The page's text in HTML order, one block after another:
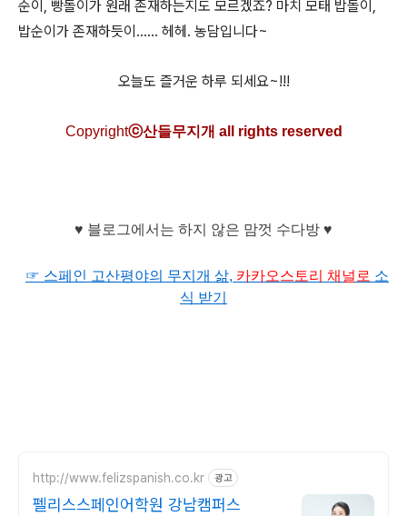
순이, 빵돌이가 원래 존재하는지도 모르겠죠? 마치 모태 밥돌이,
밥순이가 존재하듯이...... 헤헤. 농담입니다~
오늘도 즐거운 하루 되세요~!!!
Copyrightⓒ산들무지개 all rights reserved
♥ 블로그에서는 하지 않은 맘껏 수다방 ♥
☞ 스페인 고산평야의 무지개 삶, 카카오스토리 채널로 소
식 받기
http://www.felizspanish.co.kr 광고
펠리스스페인어학원 강남캠퍼스